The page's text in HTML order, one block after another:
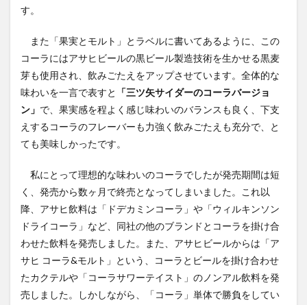
す。
また「果実とモルト」とラベルに書いてあるように、この
コーラにはアサヒビールの黒ビール製造技術を生かせる黒麦
芽も使用され、飲みごたえをアップさせています。全体的な
味わいを一言で表すと
「三ツ矢サイダーのコーラバージョ
ン」 で、果実感を程よく感じ味わいのバランスも良く、下支
えするコーラのフレーバーも力強く飲みごたえも充分で、と
ても美味しかったです。
私にとって理想的な味わいのコーラでしたが発売期間は短
く、発売から数ヶ月で終売となってしまいました。これ以
降、アサヒ飲料は「ドデカミンコーラ」や「ウィルキンソン
ドライコーラ」など、同社の他のブランドとコーラを掛け合
わせた飲料を発売しました。また、アサヒビールからは「ア
サヒ コーラ&モルト」という、コーラとビールを掛け合わせ
たカクテルや「コーラサワーテイスト」のノンアル飲料を発
売しました。しかしながら、「コーラ」単体で勝負をしてい